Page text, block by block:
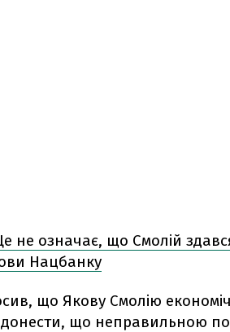
не означає, що Смолій
Нацбанку
що Якову Смолію
що неправильною